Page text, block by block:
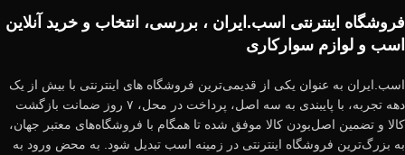
فروشگاه اینترنتی اسب.ایران ، بررسی، انتخاب و خرید آنلاین
اسب و لوازم سوارکاری
اسب.ایران به عنوان یکی از قدیمی‌ترین فروشگاه های اینترنتی با بیش از یک
دهه تجربه، با پایبندی به سه اصل، پرداخت در محل، ۷ روز ضمانت بازگشت
کالا و تضمین اصل‌بودن کالا موفق شده تا همگام با فروشگاه‌های معتبر جهان،
به بزرگ‌ترین فروشگاه اینترنتی در زمینه اسب تبدیل شود. به محض ورود به